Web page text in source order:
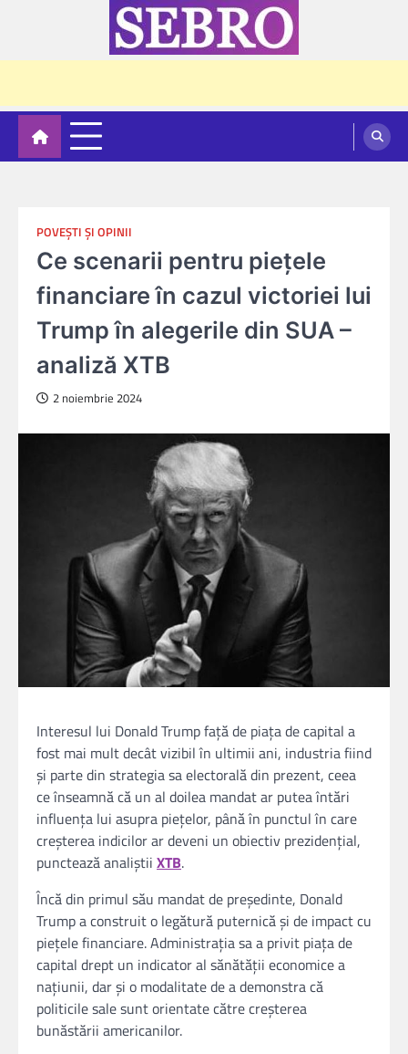
POVEŞTI ŞI OPINII
Ce scenarii pentru piețele
financiare în cazul victoriei lui
Trump în alegerile din SUA –
analiză XTB
2 noiembrie 2024
Interesul lui Donald Trump față de piața de capital a
fost mai mult decât vizibil în ultimii ani, industria fiind
și parte din strategia sa electorală din prezent, ceea
ce înseamnă că un al doilea mandat ar putea întări
influența lui asupra piețelor, până în punctul în care
creșterea indicilor ar deveni un obiectiv prezidențial,
punctează analiștii XTB.
Încă din primul său mandat de președinte, Donald
Trump a construit o legătură puternică și de impact cu
piețele financiare. Administrația sa a privit piața de
capital drept un indicator al sănătății economice a
națiunii, dar și o modalitate de a demonstra că
politicile sale sunt orientate către creșterea
bunăstării americanilor.